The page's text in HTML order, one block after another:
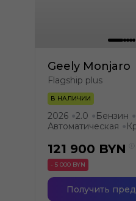
Geely Monjaro
Flagship plus
В НАЛИЧИИ
2026 ●2.0 ● Бензин ●
Автоматическая ●
121 900 BYN
- 5 000 BYN
Получить